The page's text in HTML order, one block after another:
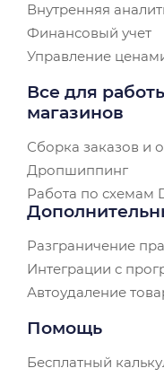
Внутренняя
Финансовый учет
Управление
Все для
магазинов
Сборка заказов и
Дропшиппинг
Работа по схемам
Разграничение
Интеграции с
Автоудаление
Помощь
Бесплатный